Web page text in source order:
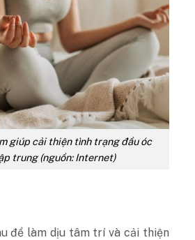
giúp cải thiện tình trạng đầu óc
trung (nguồn: Internet)
để làm dịu tâm trí và cải thiện